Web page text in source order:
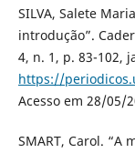
SILVA, Salete
introdução”.
4, n. 1, p. 83-102,
https://
Acesso em 28/05/
SMART, Carol.